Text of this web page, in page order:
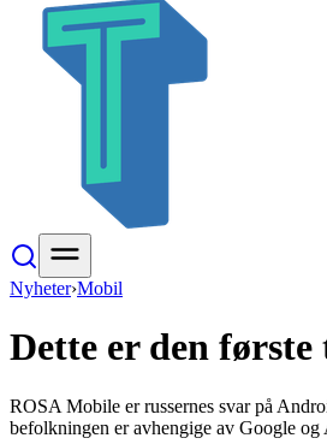
Nyheter›Mobil
Dette er den første
ROSA Mobile er russernes svar på
befolkningen er avhengige av Google